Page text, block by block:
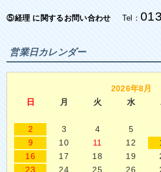
⑤経理 に関するお問い合わせ Tel：
営業日カレンダー
2026年8月
日
月 火 水
2
3 4 5
9
10 11 12
16
17 18 19
23
24 25 26